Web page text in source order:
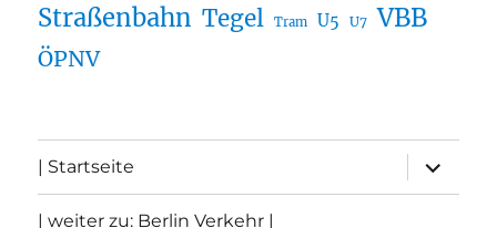
Straßenbahn Tegel Tram U5 U7 VBB
ÖPNV
| Startseite
öffnen
| weiter zu: Berlin Verkehr |